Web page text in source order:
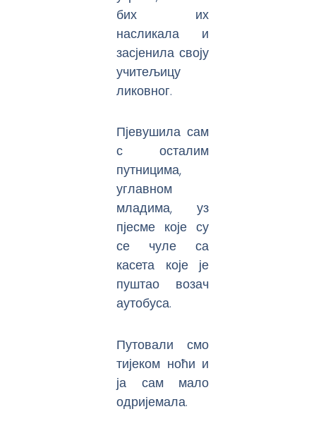
бих их
насликала и
засјенила своју
учитељицу
ликовног.
Пјевушила сам
с осталим
путницима,
углавном
младима, уз
пјесме које су
се чуле са
касета које је
пуштао возач
аутобуса.
Путовали смо
тијеком ноћи и
ја сам мало
одријемала.